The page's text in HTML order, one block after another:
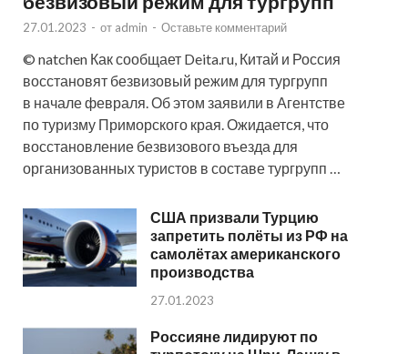
27.01.2023 - от admin - Оставьте комментарий
© natchen Как сообщает Deita.ru, Китай и Россия
восстановят безвизовый режим для тургрупп
в начале февраля. Об этом заявили в Агентстве
по туризму Приморского края. Ожидается, что
восстановление безвизового въезда для
организованных туристов в составе тургрупп …
США призвали Турцию
запретить полёты из РФ на
самолётах американского
производства
27.01.2023
Россияне лидируют по